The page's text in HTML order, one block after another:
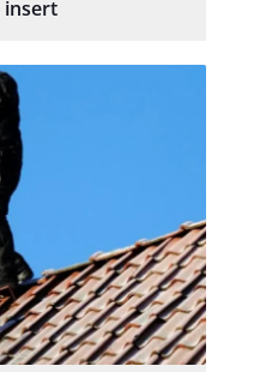
insert